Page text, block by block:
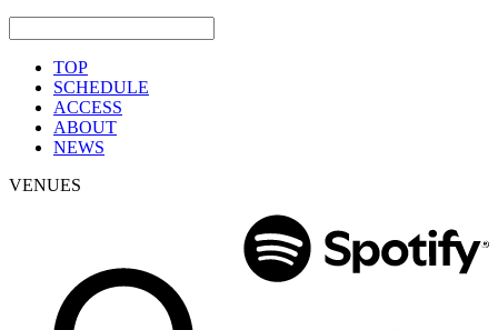
TOP
SCHEDULE
ACCESS
ABOUT
NEWS
VENUES